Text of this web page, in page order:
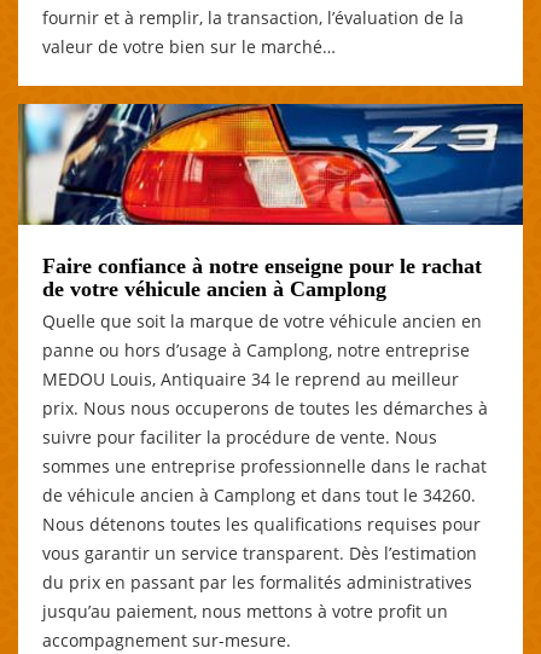
fournir et à remplir, la transaction, l’évaluation de la
valeur de votre bien sur le marché…
Faire confiance à notre enseigne pour le rachat
de votre véhicule ancien à Camplong
Quelle que soit la marque de votre véhicule ancien en
panne ou hors d’usage à Camplong, notre entreprise
MEDOU Louis, Antiquaire 34 le reprend au meilleur
prix. Nous nous occuperons de toutes les démarches à
suivre pour faciliter la procédure de vente. Nous
sommes une entreprise professionnelle dans le rachat
de véhicule ancien à Camplong et dans tout le 34260.
Nous détenons toutes les qualifications requises pour
vous garantir un service transparent. Dès l’estimation
du prix en passant par les formalités administratives
jusqu’au paiement, nous mettons à votre profit un
accompagnement sur-mesure.